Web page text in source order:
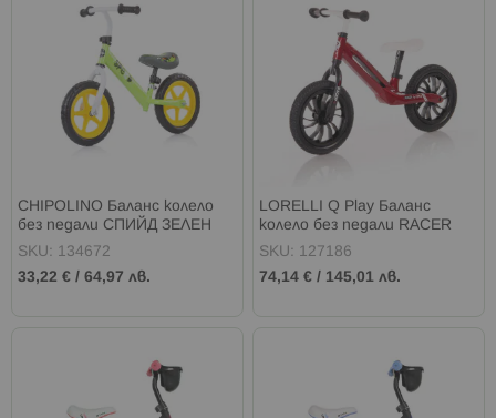
CHIPOLINO Баланс колело
без педали СПИЙД ЗЕЛЕН
SKU: 134672
33,22 € / 64,97 лв.
LORELLI Q Play Баланс
колело без педали RACER
RED&WHITE
SKU: 127186
74,14 € / 145,01 лв.